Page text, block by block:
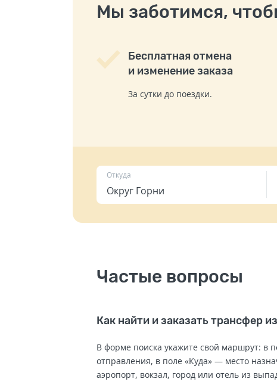
Мы заботимся,
Бесплатная отмена
и изменение заказа
За сутки до поездки.
Откуда
Частые вопросы
Как найти и заказать трансфер
В форме поиска укажите свой маршрут: в
отправления, в поле «Куда» — место
аэропорт, вокзал, город или отель из